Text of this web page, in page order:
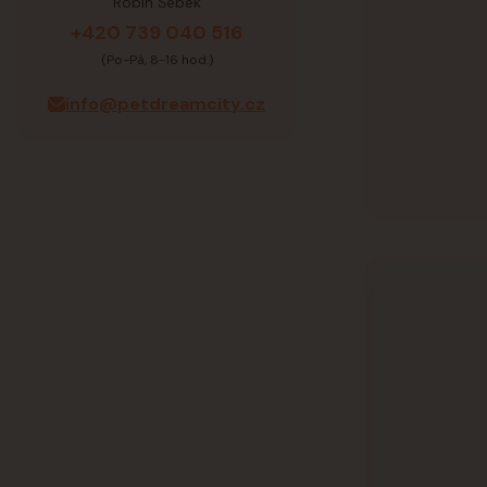
+420 739 040 516
(Po-Pá, 8-16 hod.)
info@petdreamcity.cz